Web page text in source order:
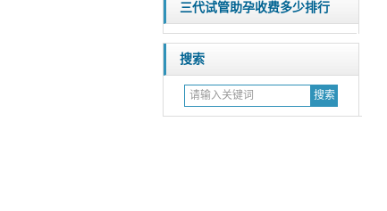
三代试管助孕收费多少排行
搜索